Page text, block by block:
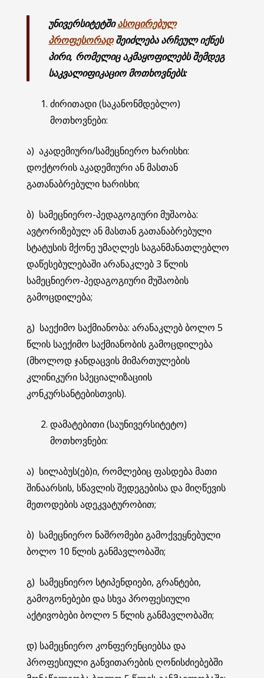
უნივერსიტეტშიასოცირებულ
პროფესორადშეიძლება არჩეულ იქნეს
პირი, რომელიც აკმაყოფილებს შემდეგ
საკვალიფიკაციო მოთხოვნებს:
ძირითადი (საკანონმდებლო)
მოთხოვნები:
ა) აკადემიური/სამეცნიერო ხარისხი:
დოქტორის აკადემიური ან მასთან
გათანაბრებული ხარისხი;
ბ) სამეცნიერო-პედაგოგიური მუშაობა:
ავტორიზებულ ან მასთან გათანაბრებული
სტატუსის მქონე უმაღლეს საგანმანათლებლო
დაწესებულებაში არანაკლებ 3 წლის
სამეცნიერო-პედაგოგიური მუშაობის
გამოცდილება;
გ) საექიმო საქმიანობა: არანაკლებ ბოლო 5
წლის საექიმო საქმიანობის გამოცდილება
(მხოლოდ ჯანდაცვის მიმართულების
კლინიკური სპეციალიზაციის
კონკურსანტებისთვის).
დამატებითი (საუნივერსიტეტო)
მოთხოვნები:
ა) სილაბუს(ებ)ი, რომლებიც ფასდება მათი
შინაარსის, სწავლის შედეგებისა და მიღწევის
მეთოდების ადეკვატურობით;
ბ) სამეცნიერო ნაშრომები გამოქვეყნებული
ბოლო 10 წლის განმავლობაში;
გ) სამეცნიერო სტიპენდიები, გრანტები,
გამოგონებები და სხვა პროფესიული
აქტივობები ბოლო 5 წლის განმავლობაში;
დ) სამეცნიერო კონფერენციებსა და
პროფესიული განვითარების ღონისძიებებში